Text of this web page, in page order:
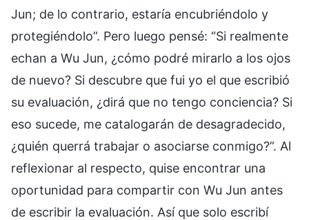
Jun; de lo contrario, estaría encubriéndolo y
protegiéndolo”. Pero luego pensé: “Si realmente
echan a Wu Jun, ¿cómo podré mirarlo a los ojos
de nuevo? Si descubre que fui yo el que escribió
su evaluación, ¿dirá que no tengo conciencia? Si
eso sucede, me catalogarán de desagradecido,
¿quién querrá trabajar o asociarse conmigo?”. Al
reflexionar al respecto, quise encontrar una
oportunidad para compartir con Wu Jun antes
de escribir la evaluación. Así que solo escribí